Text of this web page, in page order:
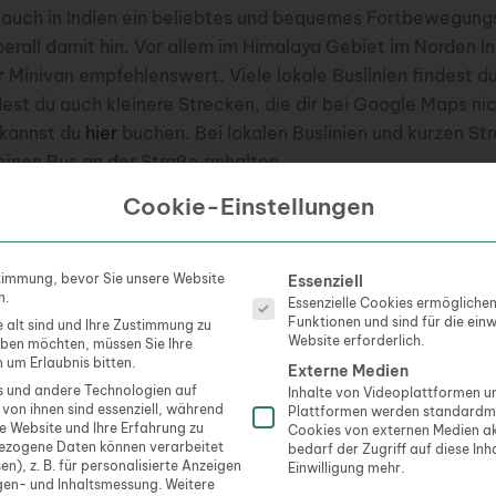
in Indien ein beliebtes und bequemes
damit hin. Vor allem im Himalaya Gebiet im Norden
Minivan empfehlenswert. Viele lokale Buslinien findest
du auch kleinere Strecken, die dir bei Google Maps
du hier buchen. Bei lokalen Buslinien und kurzen
Bus an der Straße anhalten.
oder direkt an den Bahnhöfen.
in Indien
ist kaum in Worte zu fassen. Lass dich vom Flow
Landes. Indien ist ein Fest der Sinne.
sich am besten entdecken, wenn du mit den Locals
gastfreundlich.Couchsurfing oderAirBnBsind dafür
Cookie-Einstellungen
bevor Sie unsere Website
alt sind und Ihre Zustimmung zu
möchten, müssen Sie Ihre
um Erlaubnis bitten.
und andere Technologien auf
ihnen sind essenziell, während
Website und Ihre Erfahrung zu
Daten können verarbeitet
z. B. für personalisierte Anzeigen
und Inhaltsmessung. Weitere
Es folgt eine Liste der
Essenziell
Essenzielle Cookies
Funktionen und sind für die
Website erforderlich.
Externe Medien
Inhalte von Videoplattformen
Plattformen werden
Cookies von externen Medien
bedarf der Zugriff auf diese
Einwilligung mehr.